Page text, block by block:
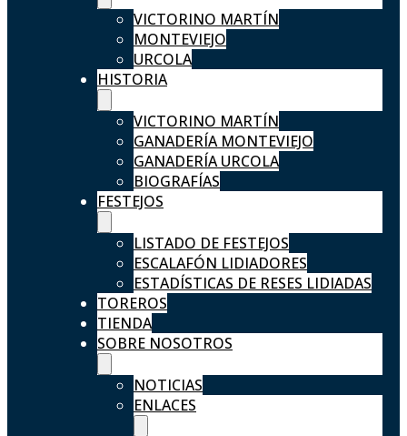
VICTORINO MARTÍN
MONTEVIEJO
URCOLA
HISTORIA
VICTORINO MARTÍN
GANADERÍA MONTEVIEJO
GANADERÍA URCOLA
BIOGRAFÍAS
FESTEJOS
LISTADO DE FESTEJOS
ESCALAFÓN LIDIADORES
ESTADÍSTICAS DE RESES LIDIADAS
TOREROS
TIENDA
SOBRE NOSOTROS
NOTICIAS
ENLACES